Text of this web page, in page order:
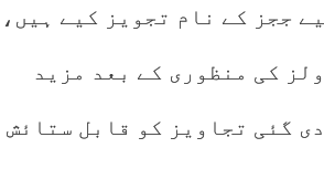
ججز کے نام تجویز کیے ہیں،
کی منظوری کے بعد مزید
گئی تجاویز کو قابل ستائش